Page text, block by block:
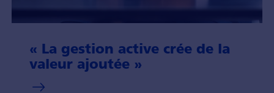
« La gestion active crée de la
valeur ajoutée »